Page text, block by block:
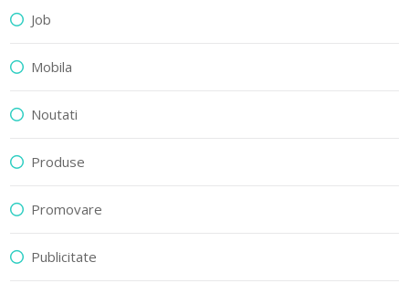
Job
Mobila
Noutati
Produse
Promovare
Publicitate